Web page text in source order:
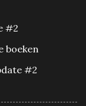
#2
boeken
#2